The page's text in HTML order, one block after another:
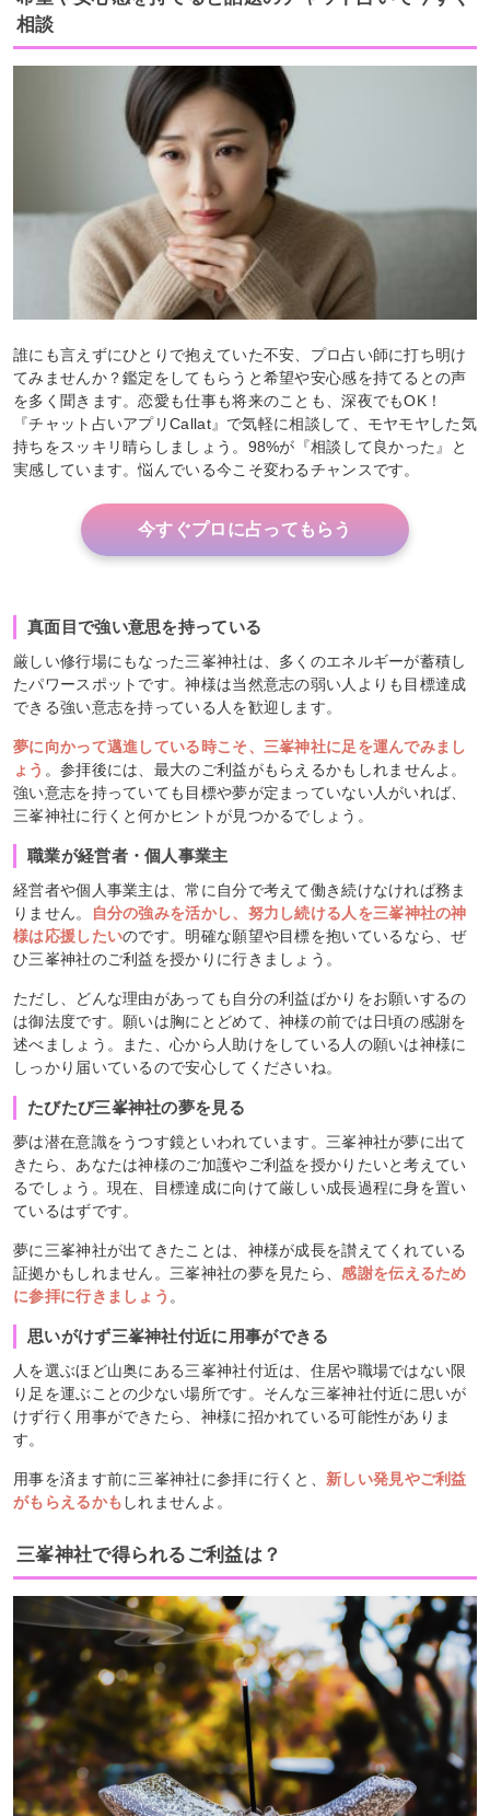
相談
誰にも言えずにひとりで抱えていた不安、プロ占い師に打ち明け
てみませんか？鑑定をしてもらうと希望や安心感を持てるとの声
を多く聞きます。恋愛も仕事も将来のことも、深夜でもOK！
『チャット占いアプリCallat』で気軽に相談して、モヤモヤした気
持ちをスッキリ晴らしましょう。98%が『相談して良かった』と
実感しています。悩んでいる今こそ変わるチャンスです。
今すぐプロに占ってもらう
真面目で強い意思を持っている
厳しい修行場にもなった三峯神社は、多くのエネルギーが蓄積し
たパワースポットです。神様は当然意志の弱い人よりも目標達成
できる強い意志を持っている人を歓迎します。
夢に向かって邁進している時こそ、三峯神社に足を運んでみまし
ょう 。参拝後には、最大のご利益がもらえるかもしれませんよ。
強い意志を持っていても目標や夢が定まっていない人がいれば、
三峯神社に行くと何かヒントが見つかるでしょう。
職業が経営者・個人事業主
経営者や個人事業主は、常に自分で考えて働き続けなければ務ま
りません。
自分の強みを活かし、努力し続ける人を三峯神社の神
様は応援したいのです。明確な願望や目標を抱いているなら、ぜ
ひ三峯神社のご利益を授かりに行きましょう。
ただし、どんな理由があっても自分の利益ばかりをお願いするの
は御法度です。願いは胸にとどめて、神様の前では日頃の感謝を
述べましょう。また、心から人助けをしている人の願いは神様に
しっかり届いているので安心してくださいね。
たびたび三峯神社の夢を見る
夢は潜在意識をうつす鏡といわれています。三峯神社が夢に出て
きたら、あなたは神様のご加護やご利益を授かりたいと考えてい
るでしょう。現在、目標達成に向けて厳しい成長過程に身を置い
ているはずです。
夢に三峯神社が出てきたことは、神様が成長を讃えてくれている
証拠かもしれません。三峯神社の夢を見たら、感謝を伝えるため
に参拝に行きましょう 。
思いがけず三峯神社付近に用事ができる
人を選ぶほど山奥にある三峯神社付近は、住居や職場ではない限
り足を運ぶことの少ない場所です。そんな三峯神社付近に思いが
けず行く用事ができたら、神様に招かれている可能性がありま
す。
用事を済ます前に三峯神社に参拝に行くと、 新しい発見やご利益
がもらえるかも しれません よ。
三峯神社で得られるご利益は？